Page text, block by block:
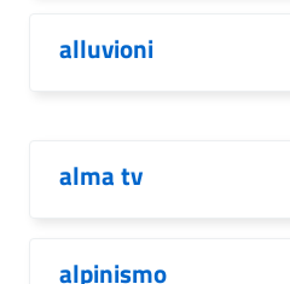
alluvioni
alma tv
alpinismo